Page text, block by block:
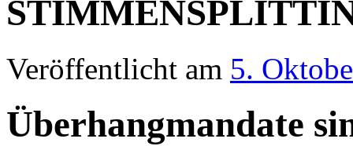
Veröffentlicht am 5.
Überhangmandate